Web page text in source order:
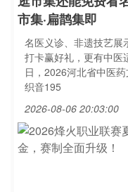
市集·扁鹊集即
名医义诊、非遗技艺展
打卡赢好礼，更有中医
日，2026河北省中医
织音195
2026-08-06 20:03:00